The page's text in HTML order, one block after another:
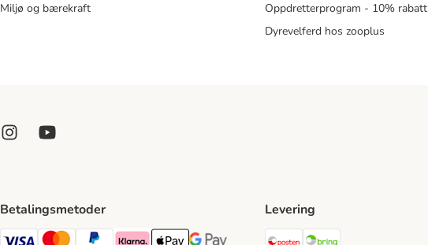
Miljø og bærekraft
Oppdretterprogram - 10% rabatt
Dyrevelferd hos zooplus
Betalingsmetoder Levering
Posten Shipping Method